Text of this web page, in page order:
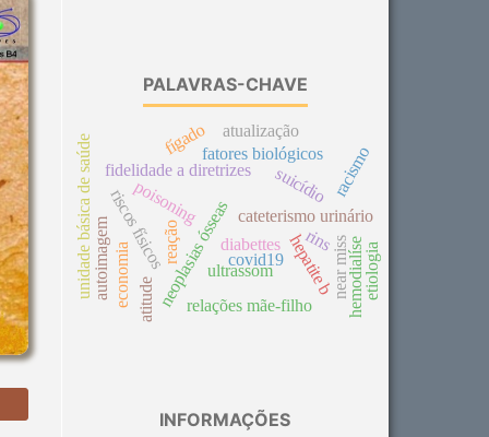
PALAVRAS-CHAVE
hepatite b
neoplasias ósseas
poisoning
ultrassom
cateterismo urinário
near miss
fidelidade a diretrizes
relações mãe-filho
riscos físicos
unidade básica de saúdeautoimagem
fatores biológicos
economia
suicídio
reação diabettes hemodialíse
fígado
rins
racismo
atualização
atitude etiologia
covid19
INFORMAÇÕES